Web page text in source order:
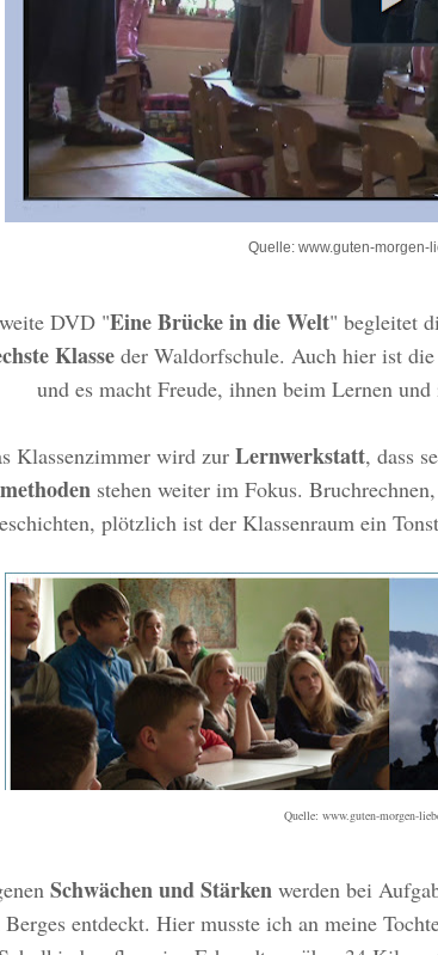
Quelle: www.guten-morgen-
DVD "Eine Brücke in die Welt" begleitet
Klasseder Waldorfschule. Auch hier ist
und es macht Freude, ihnen beim Lernen
Klassenzimmer wird zurLernwerkstatt, dass
stehen weiter im Fokus.
plötzlich ist der Klassenraum ein
Quelle: www.guten-morgen-
Schwächen und Stärkenwerden bei
Berges entdeckt. Hier musste ich an meine